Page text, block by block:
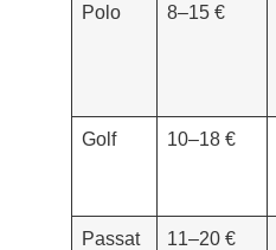
Polo 8–15 €
Golf 10–18 €
Passat 11–20 €